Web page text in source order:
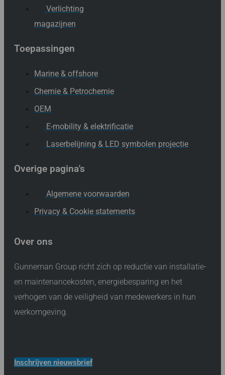
Verlichting
magazijnen
Toepassingen
Marine & offshore
Chemie & Petrochemie
OEM
E-mobility & elektrificatie
Laserbelijning & LED symbolen projectie
Overige pagina's
Algemene voorwaarden
Privacy & Cookie statements
Over ons
Gunneman Group richt zich op reductie van installatie-
en maintenancekosten, energiebesparing en het
verhogen van de veiligheid van medewerkers in hun
werkomgeving.
Inschrijven nieuwsbrief